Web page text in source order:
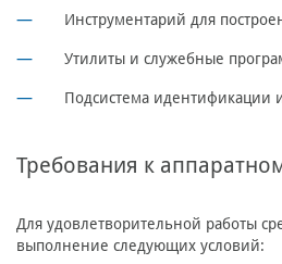
Инструментарий для
Утилиты и служебные
Подсистема идентификации
Требования к
Для удовлетворительной работы
выполнение следующих условий: